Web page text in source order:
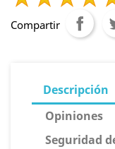
Compartir
Descripción
Opiniones
Seguridad